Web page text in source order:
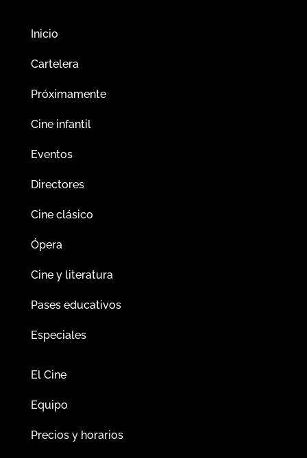
Inicio
Cartelera
Próximamente
Cine infantil
Eventos
Directores
Cine clásico
Ópera
Cine y literatura
Pases educativos
Especiales
El Cine
Equipo
Precios y horarios